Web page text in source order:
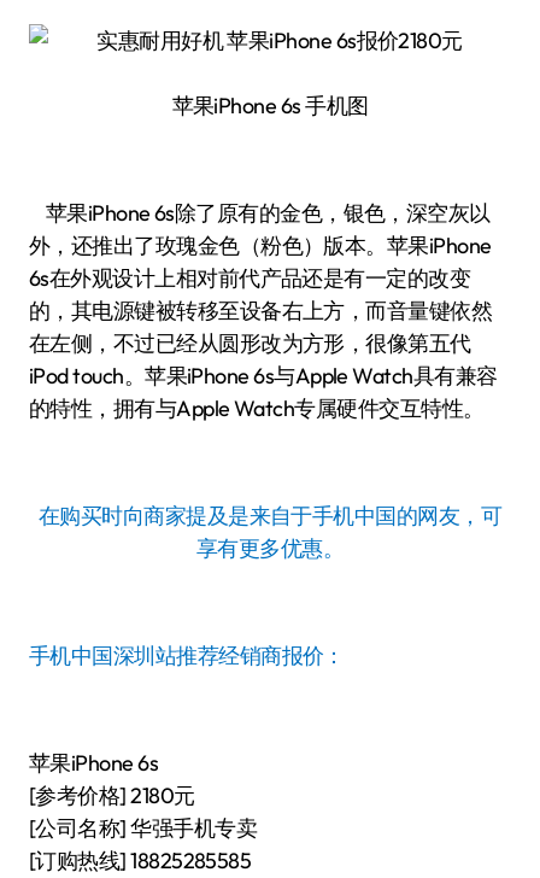
苹果iPhone 6s 手机图
苹果iPhone 6s除了原有的金色，银色，深空灰以
外，还推出了玫瑰金色（粉色）版本。苹果iPhone
6s在外观设计上相对前代产品还是有一定的改变
的，其电源键被转移至设备右上方，而音量键依然
在左侧，不过已经从圆形改为方形，很像第五代
iPod touch。苹果iPhone 6s与Apple Watch具有兼容
的特性，拥有与Apple Watch专属硬件交互特性。
在购买时向商家提及是来自于手机中国的网友，可
享有更多优惠。
手机中国深圳站推荐经销商报价：
苹果iPhone 6s
[参考价格] 2180元
[公司名称] 华强手机专卖
[订购热线] 18825285585